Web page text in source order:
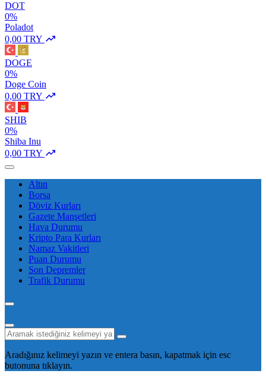
DOT
0%
Poladot
0,00 TRY
DOGE
0%
Doge Coin
0,00 TRY
SHIB
0%
Shiba Inu
0,00 TRY
Altın
Borsa
Döviz Kurları
Gazete Manşetleri
Hava Durumu
Kripto Para Kurları
Namaz Vakitleri
Puan Durumu
Son Depremler
Trafik Durumu
Aradığınız kelimeyi yazın ve entera basın, kapatmak için esc
butonuna tıklayın.